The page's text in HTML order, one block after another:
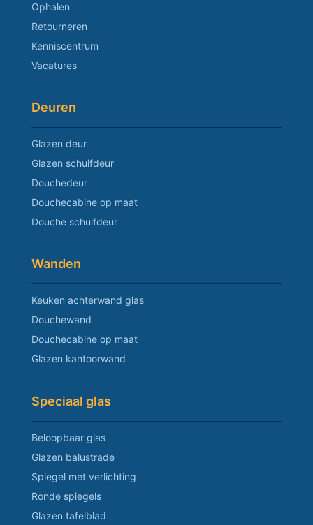
Ophalen
Retourneren
Kenniscentrum
Vacatures
Deuren
Glazen deur
Glazen schuifdeur
Douchedeur
Douchecabine op maat
Douche schuifdeur
Wanden
Keuken achterwand glas
Douchewand
Douchecabine op maat
Glazen kantoorwand
Speciaal glas
Beloopbaar glas
Glazen balustrade
Spiegel met verlichting
Ronde spiegels
Glazen tafelblad